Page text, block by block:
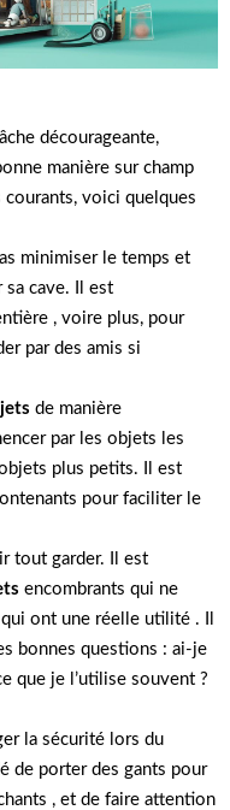
décourageante,
manière sur champ
voici quelques
minimiser le temps et
sa cave. Il est
, voire plus, pour
par des amis si
de manière
par les objets les
plus petits. Il est
pour faciliter le
tout garder. Il est
encombrants qui ne
ont une réelle utilité . Il
bonnes questions : ai-je
que je l’utilise souvent ?
la sécurité lors du
de porter des gants pour
, et de faire attention